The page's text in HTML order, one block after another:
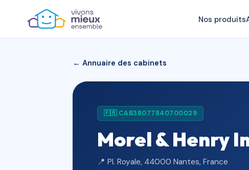
Nos produits
← Annuaire des cabinets
🇫🇷 CAB38077840700029
Morel & Henry
📍 Pl. Royale, 44000 Nantes, France